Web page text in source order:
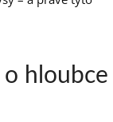
hloubce